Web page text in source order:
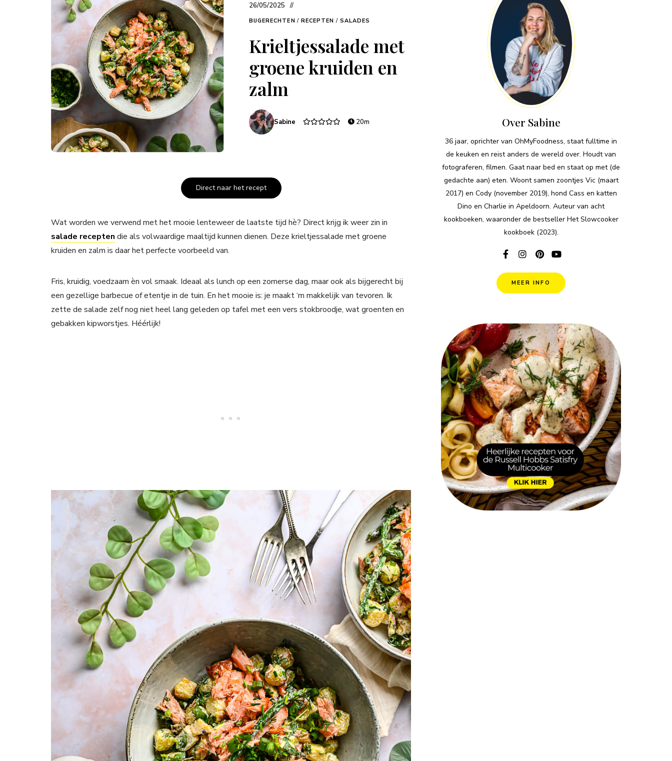
26/05/2025
BIJGERECHTEN / RECEPTEN / SALADES
Krieltjessalade met
groene kruiden en
zalm
Sabine 20m
Direct naar het recept
Wat worden we verwend met het mooie lenteweer de laatste tijd hè? Direct krijg ik weer zin in
salade recepten die als volwaardige maaltijd kunnen dienen. Deze krieltjessalade met groene
kruiden en zalm is daar het perfecte voorbeeld van.
Fris, kruidig, voedzaam èn vol smaak. Ideaal als lunch op een zomerse dag, maar ook als bijgerecht bij
een gezellige barbecue of etentje in de tuin. En het mooie is: je maakt ‘m makkelijk van tevoren. Ik
zette de salade zelf nog niet heel lang geleden op tafel met een vers stokbroodje, wat groenten en
gebakken kipworstjes. Héérlijk!
Over Sabine
36 jaar, oprichter van OhMyFoodness, staat fulltime in
de keuken en reist anders de wereld over. Houdt van
fotograferen, filmen. Gaat naar bed en staat op met (de
gedachte aan) eten. Woont samen zoontjes Vic (maart
2017) en Cody (november 2019), hond Cass en katten
Dino en Charlie in Apeldoorn. Auteur van acht
kookboeken, waaronder de bestseller Het Slowcooker
kookboek (2023).
MEER INFO